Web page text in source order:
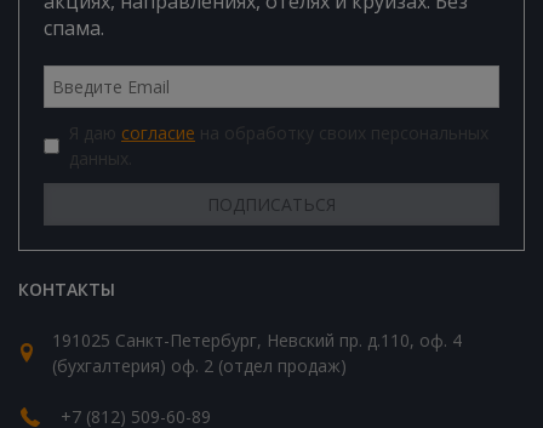
спама.
Я даю согласие на обработку своих персональных
данных.
КОНТАКТЫ
191025 Санкт-Петербург, Невский пр. д.110, оф. 4
(бухгалтерия) оф. 2 (отдел продаж)
+7 (812) 509-60-89